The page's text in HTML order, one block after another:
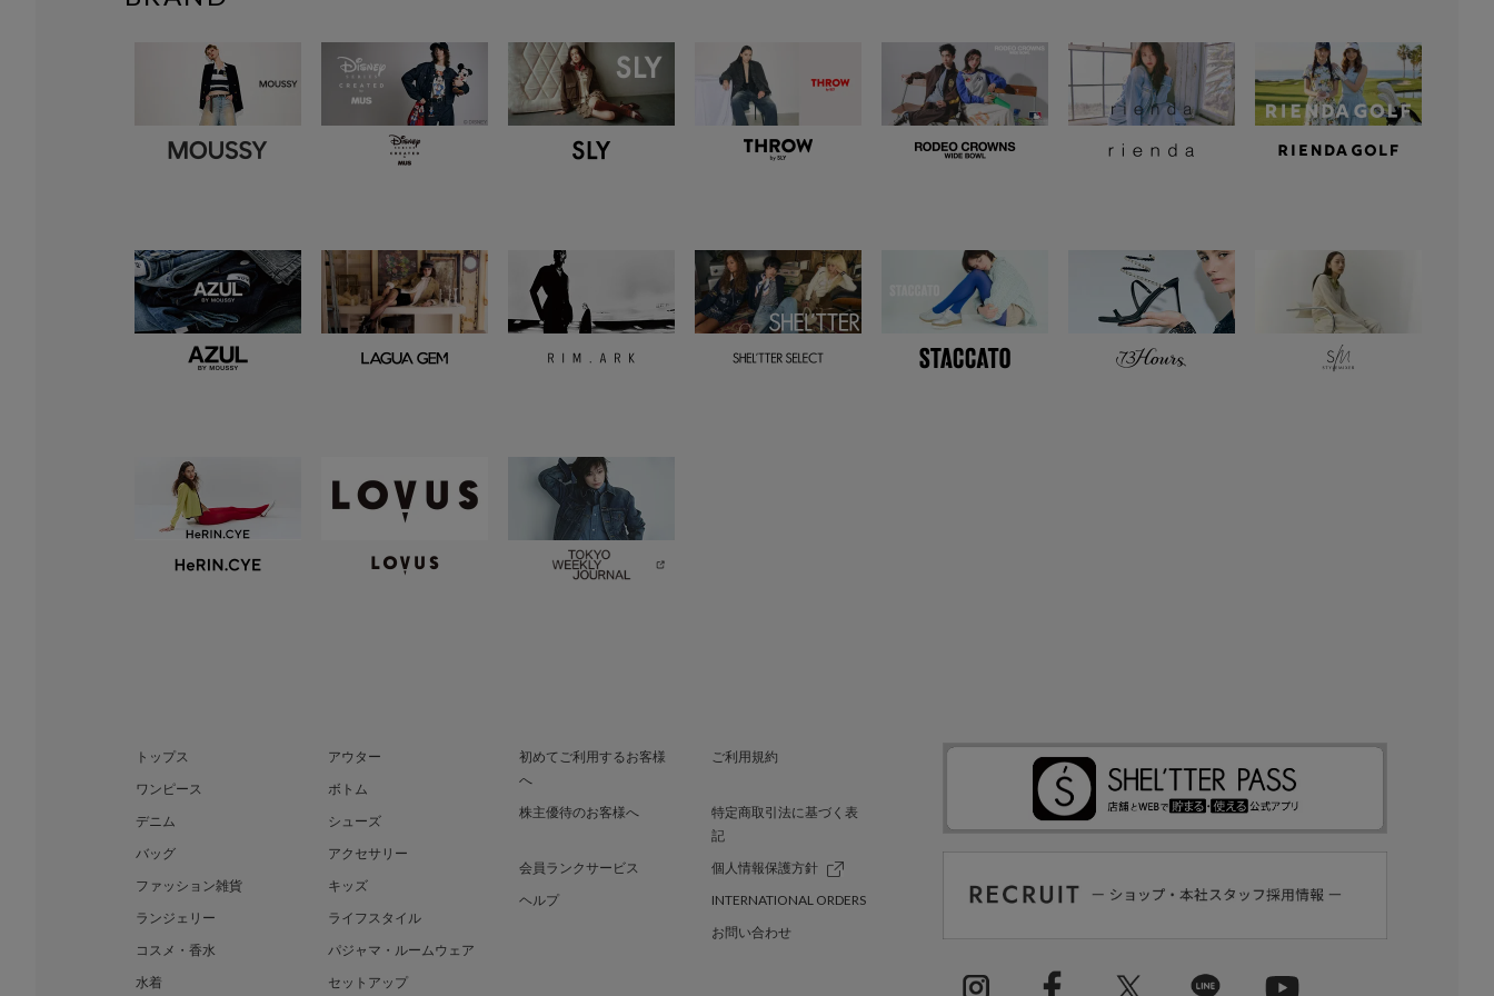
トップス
アウター
ワンピース
ボトム
デニム
シューズ
バッグ
アクセサリー
ファッション雑貨
キッズ
ランジェリー
ライフスタイル
コスメ・香水
パジャマ・ルームウェア
水着
セットアップ
初めてご利用するお客様
へ
ご利用規約
株主優待のお客様へ
特定商取引法に基づく表
記
会員ランクサービス
個人情報保護方針
ヘルプ
INTERNATIONAL ORDERS
お問い合わせ